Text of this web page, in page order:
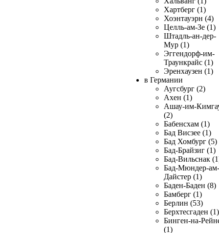
Хартберг (1)
Хоэнтауэрн (4)
Целль-ам-Зе (1)
Штадль-ан-дер-
Мур (1)
Эггендорф-им-
Траункрайс (1)
Эренхаузен (1)
в Германии
Аугсбург (2)
Ахен (1)
Ашау-им-
(2)
Бабенсхам (1)
Бад Висзее (1)
Бад Хомбург (5)
Бад-Брайзиг (1)
Бад-Вильснак
Бад-Мюндер-ам-
Дайстер (1)
Баден-Баден (8)
Бамберг (1)
Берлин (53)
Берхтесгаден (1)
Бинген-на-
(1)